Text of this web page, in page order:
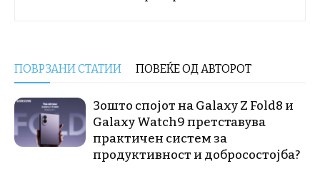
ПОВРЗАНИ СТАТИИ ПОВЕЌЕ ОД АВТОРОТ
Зошто спојот на Galaxy Z Fold8 и
Galaxy Watch9 претставува
практичен систем за
продуктивност и добросостојба?